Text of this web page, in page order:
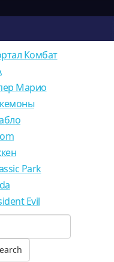
Комбат
Марио
Park
Evil